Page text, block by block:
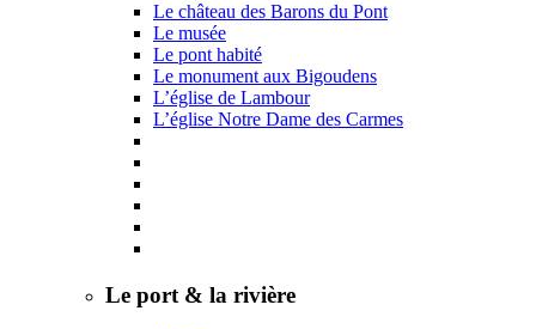
Le château des Barons du Pont
Le musée
Le pont habité
Le monument aux Bigoudens
L’église de Lambour
L’église Notre Dame des Carmes
Le port & la rivière